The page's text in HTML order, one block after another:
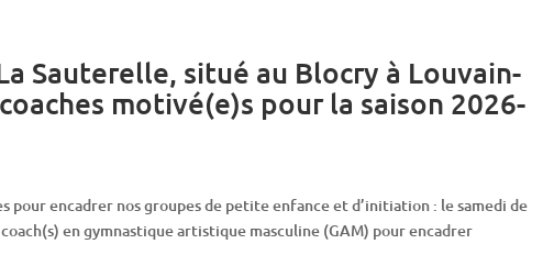
Sauterelle, situé au Blocry à Louvain-
motivé(e)s pour la saison 2026-
pour encadrer nos groupes de petite enfance et d’initiation : le samedi de
en gymnastique artistique masculine (GAM) pour encadrer